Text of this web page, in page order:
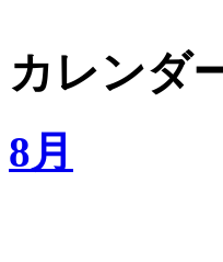
カレンダ
8月